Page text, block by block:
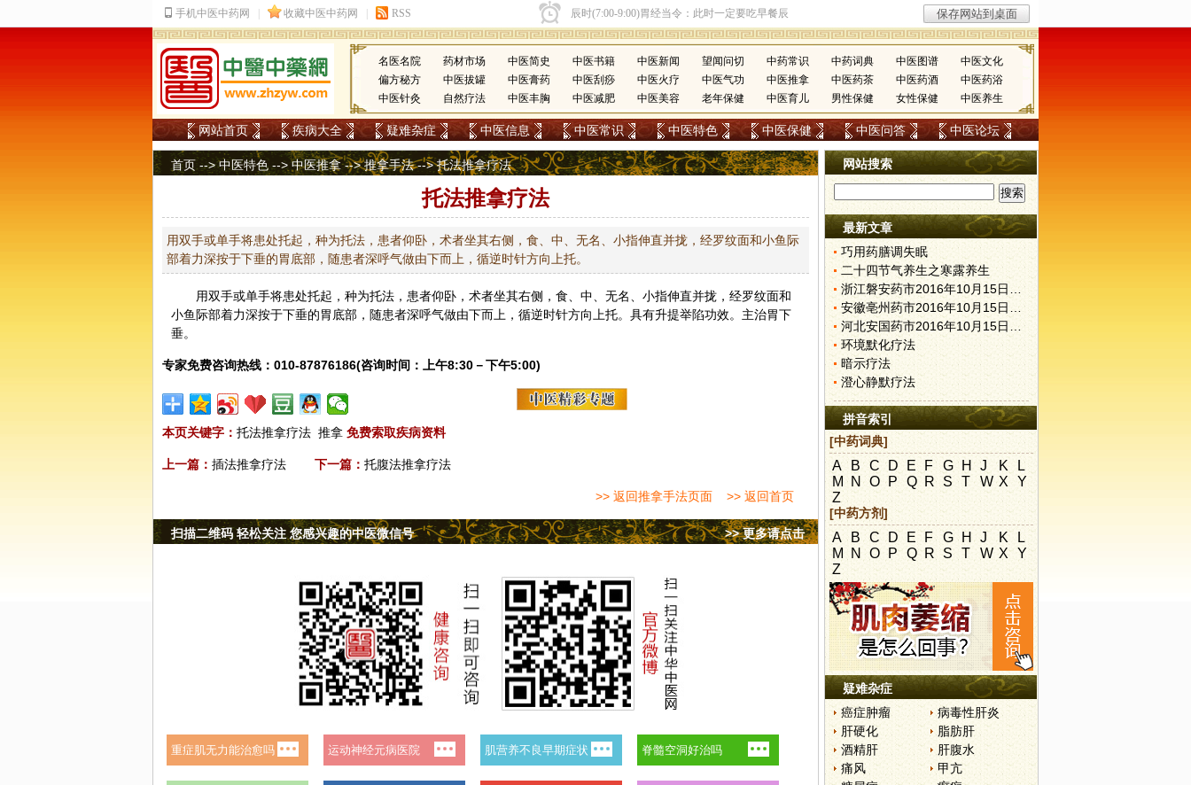
名医名院 药材市场 中医简史 中医书籍 中医新闻 望闻问切 中药常识 中药词典 中医图谱
中医文化
偏方秘方
中医拔罐 中医膏药 中医刮痧 中医火疗 中医气功 中医推拿 中医药茶 中医药酒
中医药浴
中医针灸
自然疗法 中医丰胸 中医减肥 中医美容 老年保健 中医育儿 男性保健 女性保健 中医养生
网站首页 疾病大全 疑难杂症 中医信息 中医常识 中医特色 中医保健 中医问答 中医论坛
首页 -->中医特色 -->中医推拿-->推拿手法--> 托法推拿疗法
托法推拿疗法
用双手或单手将患处托起，种为托法，患者仰卧，术者坐其右侧，食、中、无名、小指伸直并拢，经罗纹面和小鱼际
部着力深按于下垂的胃底部，随患者深呼气做由下而上，循逆时针方向上托。
用双手或单手将患处托起，种为托法，患者仰卧，术者坐其右侧，食、中、无名、小指伸直并拢，经罗纹面和
小鱼际部着力深按于下垂的胃底部，随患者深呼气做由下而上，循逆时针方向上托。具有升提举陷功效。主治胃下
垂。
专家免费咨询热线：010-87876186(咨询时间：上午8:30－下午5:00)
本页关键字： 托法推拿疗法 推拿 免费索取疾病资料
上一篇： 插法推拿疗法 下一篇： 托腹法推拿疗法
>> 返回推拿手法页面 >> 返回首页
>> 更多请点击
扫描二维码 轻松关注 您感兴趣的中医微信号
网站搜索
最新文章
巧用药膳调失眠
二十四节气养生之寒露养生
浙江磐安药市2016年10月15日快讯
安徽亳州药市2016年10月15日快讯
河北安国药市2016年10月15日快讯
环境默化疗法
暗示疗法
澄心静默疗法
拼音索引
[中药词典]
A B C D E F G H J K
L
M N O P Q R S T W X
Y
Z
[中药方剂]
A B C D E F G H J K
L
M N O P Q R S T W X
Y
Z
疑难杂症
癌症肿瘤
病毒性肝炎
肝硬化
脂肪肝
酒精肝
肝腹水
痛风
甲亢